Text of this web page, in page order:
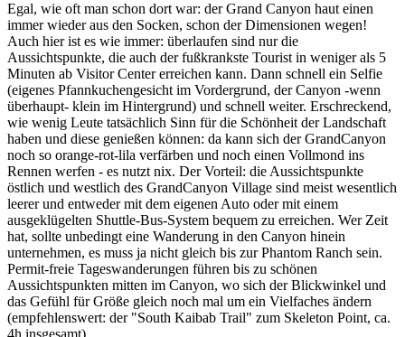
Egal, wie oft man schon dort war: der Grand Canyon haut einen
immer wieder aus den Socken, schon der Dimensionen wegen!
Auch hier ist es wie immer: überlaufen sind nur die
Aussichtspunkte, die auch der fußkrankste Tourist in weniger als 5
Minuten ab Visitor Center erreichen kann. Dann schnell ein Selfie
(eigenes Pfannkuchengesicht im Vordergrund, der Canyon -wenn
überhaupt- klein im Hintergrund) und schnell weiter. Erschreckend,
wie wenig Leute tatsächlich Sinn für die Schönheit der Landschaft
haben und diese genießen können: da kann sich der GrandCanyon
noch so orange-rot-lila verfärben und noch einen Vollmond ins
Rennen werfen - es nutzt nix. Der Vorteil: die Aussichtspunkte
östlich und westlich des GrandCanyon Village sind meist wesentlich
leerer und entweder mit dem eigenen Auto oder mit einem
ausgeklügelten Shuttle-Bus-System bequem zu erreichen. Wer Zeit
hat, sollte unbedingt eine Wanderung in den Canyon hinein
unternehmen, es muss ja nicht gleich bis zur Phantom Ranch sein.
Permit-freie Tageswanderungen führen bis zu schönen
Aussichtspunkten mitten im Canyon, wo sich der Blickwinkel und
das Gefühl für Größe gleich noch mal um ein Vielfaches ändern
(empfehlenswert: der "South Kaibab Trail" zum Skeleton Point, ca.